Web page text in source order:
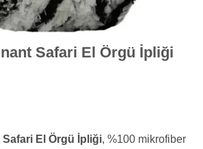
Safari El Örgü İpliği
El Örgü İpliği, %100 mikrofiber